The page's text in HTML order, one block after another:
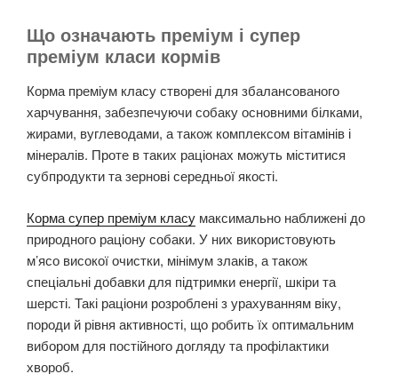
Що означають преміум і супер
преміум класи кормів
Корма преміум класу створені для збалансованого
харчування, забезпечуючи собаку основними білками,
жирами, вуглеводами, а також комплексом вітамінів і
мінералів. Проте в таких раціонах можуть міститися
субпродукти та зернові середньої якості.
Корма супер преміум класу максимально наближені до
природного раціону собаки. У них використовують
м’ясо високої очистки, мінімум злаків, а також
спеціальні добавки для підтримки енергії, шкіри та
шерсті. Такі раціони розроблені з урахуванням віку,
породи й рівня активності, що робить їх оптимальним
вибором для постійного догляду та профілактики
хвороб.